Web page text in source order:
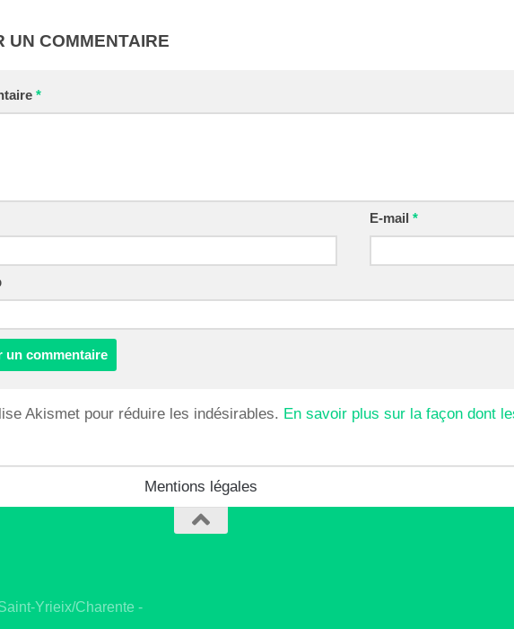
UN COMMENTAIRE
*
E-mail*
Akismet pour réduire les indésirables. En savoir plus sur la façon dont
Mentions légales
Yrieix/Charente -